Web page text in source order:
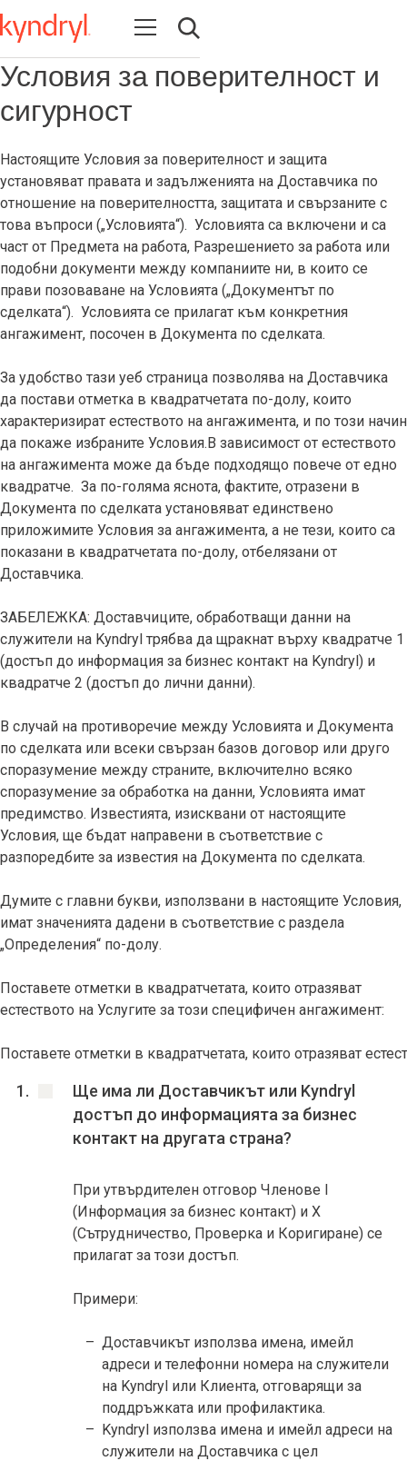
Open navigation
Open search
Условия за поверителност и
сигурност
Настоящите Условия за поверителност и защита
установяват правата и задълженията на Доставчика по
отношение на поверителността, защитата и свързаните с
това въпроси („Условията“). Условията са включени и са
част от Предмета на работа, Разрешението за работа или
подобни документи между компаниите ни, в които се
прави позоваване на Условията („Документът по
сделката“). Условията се прилагат към конкретния
ангажимент, посочен в Документа по сделката.
За удобство тази уеб страница позволява на Доставчика
да постави отметка в квадратчетата по-долу, които
характеризират естеството на ангажимента, и по този начин
да покаже избраните Условия.В зависимост от естеството
на ангажимента може да бъде подходящо повече от едно
квадратче. За по-голяма яснота, фактите, отразени в
Документа по сделката установяват единствено
приложимите Условия за ангажимента, а не тези, които са
показани в квадратчетата по-долу, отбелязани от
Доставчика.
ЗАБЕЛЕЖКА: Доставчиците, обработващи данни на
служители на Kyndryl трябва да щракнат върху квадратче 1
(достъп до информация за бизнес контакт на Kyndryl) и
квадратче 2 (достъп до лични данни).
В случай на противоречие между Условията и Документа
по сделката или всеки свързан базов договор или друго
споразумение между страните, включително всяко
споразумение за обработка на данни, Условията имат
предимство. Известията, изисквани от настоящите
Условия, ще бъдат направени в съответствие с
разпоредбите за известия на Документа по сделката.
Думите с главни букви, използвани в настоящите Условия,
имат значенията дадени в съответствие с раздела
„Определения“ по-долу.
Поставете отметки в квадратчетата, които отразяват
естеството на Услугите за този специфичен ангажимент:
Поставете отметки в квадратчетата, които отразяват
Ще има ли Доставчикът или Kyndryl
достъп до информацията за бизнес
контакт на другата страна?
При утвърдителен отговор Членове I
(Информация за бизнес контакт) и X
(Сътрудничество, Проверка и Коригиране) се
прилагат за този достъп.
Примери:
Доставчикът използва имена, имейл
адреси и телефонни номера на служители
на Kyndryl или Клиента, отговарящи за
поддръжката или профилактика.
Kyndryl използва имена и имейл адреси на
служители на Доставчика с цел